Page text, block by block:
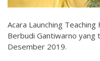
Acara Launching Teaching
Berbudi Gantiwarno yang
Desember 2019.